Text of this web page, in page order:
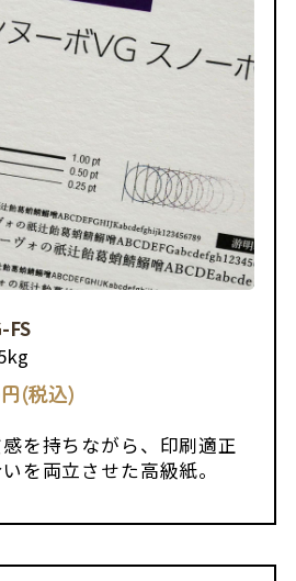
FS
円(税込)
を持ちながら、印刷適正
を両立させた高級紙。